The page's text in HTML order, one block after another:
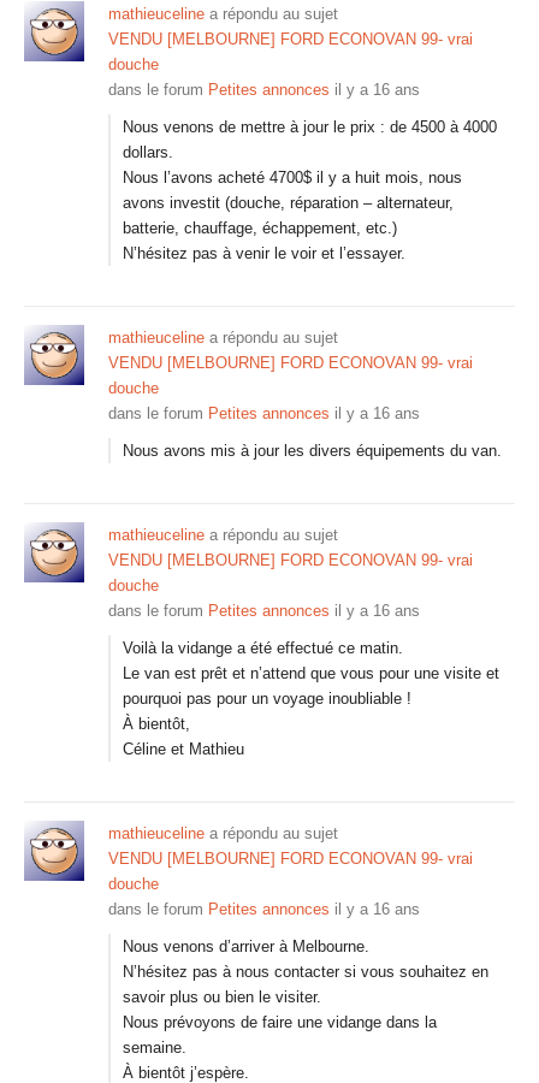
mathieuceline a répondu au sujet
VENDU [MELBOURNE] FORD ECONOVAN 99- vrai
douche
dans le forum Petites annonces il y a 16 ans
Nous venons de mettre à jour le prix : de 4500 à 4000
dollars.
Nous l’avons acheté 4700$ il y a huit mois, nous
avons investit (douche, réparation – alternateur,
batterie, chauffage, échappement, etc.)
N’hésitez pas à venir le voir et l’essayer.
mathieuceline a répondu au sujet
VENDU [MELBOURNE] FORD ECONOVAN 99- vrai
douche
dans le forum Petites annonces il y a 16 ans
Nous avons mis à jour les divers équipements du van.
mathieuceline a répondu au sujet
VENDU [MELBOURNE] FORD ECONOVAN 99- vrai
douche
dans le forum Petites annonces il y a 16 ans
Voilà la vidange a été effectué ce matin.
Le van est prêt et n’attend que vous pour une visite et
pourquoi pas pour un voyage inoubliable !
À bientôt,
Céline et Mathieu
mathieuceline a répondu au sujet
VENDU [MELBOURNE] FORD ECONOVAN 99- vrai
douche
dans le forum Petites annonces il y a 16 ans
Nous venons d’arriver à Melbourne.
N’hésitez pas à nous contacter si vous souhaitez en
savoir plus ou bien le visiter.
Nous prévoyons de faire une vidange dans la
semaine.
À bientôt j’espère.